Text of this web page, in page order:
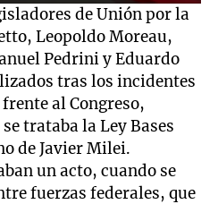
de Unión por la
Leopoldo Moreau,
Pedrini y Eduardo
tras los incidentes
al Congreso,
trataba la Ley Bases
de Javier Milei.
un acto, cuando se
fuerzas federales, que